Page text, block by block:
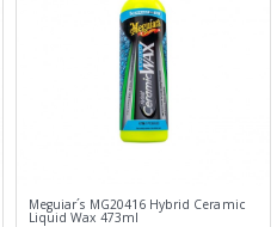
Meguiar´s MG20416 Hybrid Ceramic
Liquid Wax 473ml